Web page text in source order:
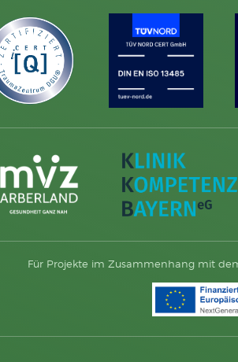
Für Projekte im Zusammenhang mit